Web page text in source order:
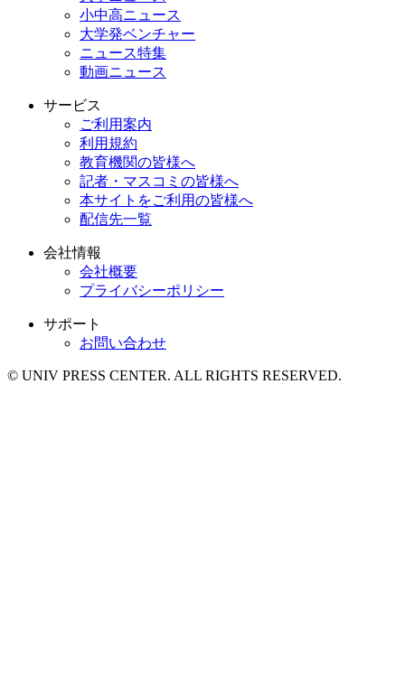
小中高ニュース
大学発ベンチャー
ニュース特集
動画ニュース
サービス
ご利用案内
利用規約
教育機関の皆様へ
記者・マスコミの皆様へ
本サイトをご利用の皆様へ
配信先一覧
会社情報
会社概要
プライバシーポリシー
サポート
お問い合わせ
© UNIV PRESS CENTER. ALL RIGHTS RESERVED.